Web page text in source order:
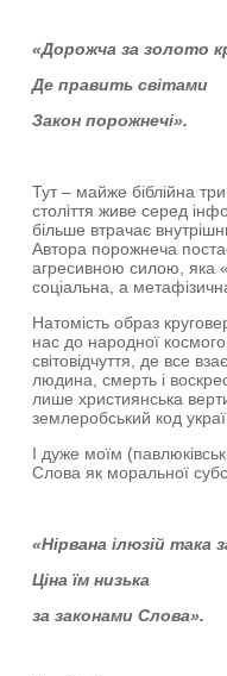
«Дорожча за золото
Де править світами
Закон порожнечі».
Тут – майже біблійна
століття живе серед
більше втрачає
Автора порожнеча
агресивною силою, яка
соціальна, а
Натомість образ
нас до народної
світовідчуття, де все
людина, смерть і
лише християнська
землеробський код
І дуже моїм
Слова як моральної
«Нірвана ілюзій така
Ціна їм низька
за законами Слова».